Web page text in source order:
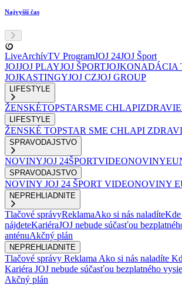
Najvyšší čas
LiveArchívTV ProgramJOJ 24JOJ Šport
JOJJOJ PLAYJOJ ŠPORTJOJKONADÁCIA
JOJKASTINGYJOJ CZJOJ GROUP
LIFESTYLE
ŽENSKÉTOPSTARSME CHLAPIZDRAVIE
LIFESTYLE
ŽENSKÉ TOPSTAR SME CHLAPI
SPRAVODAJSTVO
NOVINYJOJ 24ŠPORTVIDEONOVINY
SPRAVODAJSTVO
NOVINY JOJ 24 ŠPORT VIDEONOVINY
NEPREHLIADNITE
Tlačové správyReklamaAko si nás naladíteKde
nájdeteKariéraJOJ nebude súčasťou
anténuAkčný plán
NEPREHLIADNITE
Tlačové správy Reklama Ako si nás naladíte
Kariéra JOJ nebude súčasťou bezplatného
Akčný plán